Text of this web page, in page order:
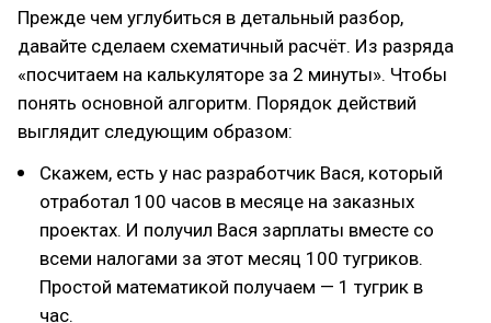
Прежде чем углубиться в детальный разбор,
давайте сделаем схематичный расчёт. Из разряда
«посчитаем на калькуляторе за 2 минуты». Чтобы
понять основной алгоритм. Порядок действий
выглядит следующим образом:
Скажем, есть у нас разработчик Вася, который
отработал 100 часов в месяце на заказных
проектах. И получил Вася зарплаты вместе со
всеми налогами за этот месяц 100 тугриков.
Простой математикой получаем — 1 тугрик в
час.